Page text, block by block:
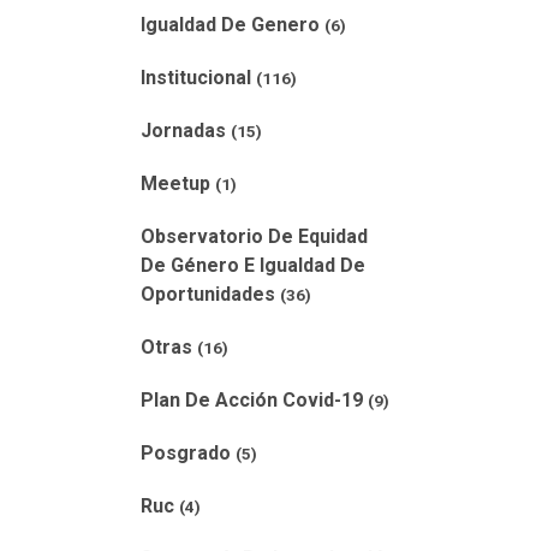
Igualdad De Genero (6)
Institucional (116)
Jornadas (15)
Meetup (1)
Observatorio De Equidad
De Género E Igualdad De
Oportunidades (36)
Otras (16)
Plan De Acción Covid-19 (9)
Posgrado (5)
Ruc (4)